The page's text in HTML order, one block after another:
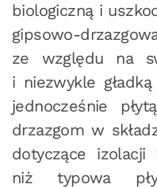
biologiczną i
gipsowo-
ze względu na
i niezwykle
jednocześnie
drzazgom w
dotyczące
niż typowa